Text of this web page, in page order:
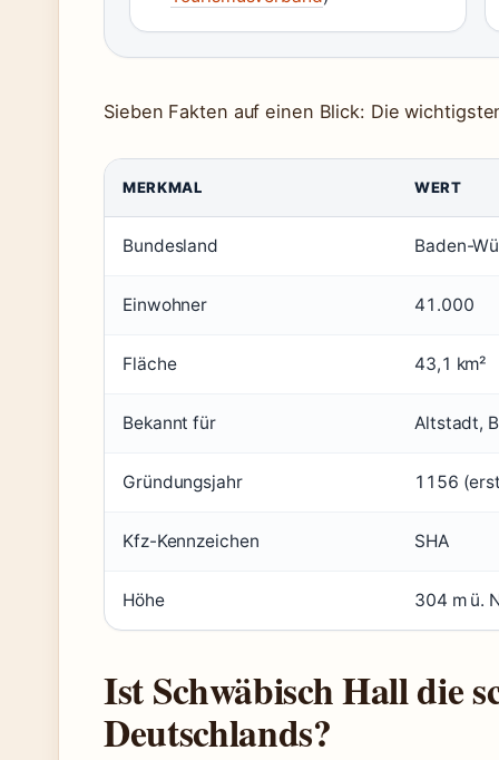
Sieben Fakten auf einen Blick: Die
MERKMAL WERT
Bundesland Baden-
Einwohner 41.000
Fläche 43,1 km²
Bekannt für Altstadt,
Gründungsjahr 1156
Kfz-Kennzeichen SHA
Höhe 304 m ü.
Ist Schwäbisch Hall die
Deutschlands?